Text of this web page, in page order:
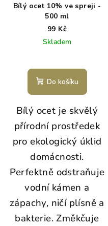
Bílý ocet 10% ve spreji -
500 ml
99 Kč
Skladem
Do košíku
Bílý ocet je skvělý
přírodní prostředek
pro ekologický úklid
domácnosti.
Perfektně odstraňuje
vodní kámen a
zápachy, ničí plísně a
bakterie. Změkčuje